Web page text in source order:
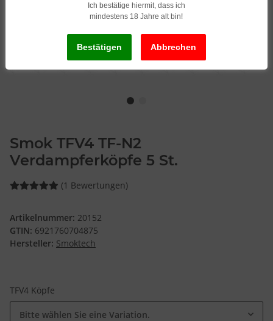
Smok TFV4 TF-N2
Verdampferköpfe 5 St.
(1 Bewertungen)
Artikelnummer: 20152
GTIN: 6921760704875
Hersteller: Smoktech
TFV4 Köpfe
Bitte wählen Sie eine Variation.
Ich bestätige hiermit, dass ich
mindestens 18 Jahre alt bin!